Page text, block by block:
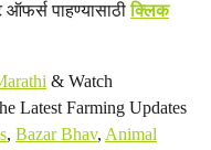
ऑफर्स पाहण्यासाठीक्लिक
& Watch
Latest Farming Updates
, Bazar Bhav, Animal